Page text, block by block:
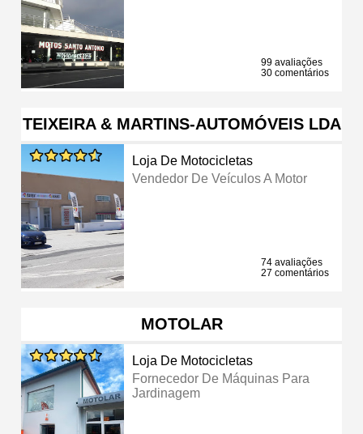
99 avaliações
30 comentários
TEIXEIRA & MARTINS-AUTOMÓVEIS LDA
Loja De Motocicletas
Vendedor De Veículos A Motor
74 avaliações
27 comentários
MOTOLAR
Loja De Motocicletas
Fornecedor De Máquinas Para
Jardinagem